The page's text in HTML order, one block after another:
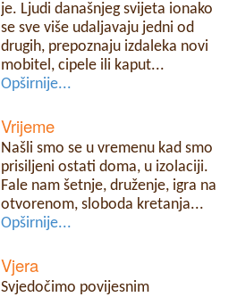
je. Ljudi današnjeg svijeta ionako
se sve više udaljavaju jedni od
drugih, prepoznaju izdaleka novi
mobitel, cipele ili kaput...
Opširnije...
Vrijeme
Našli smo se u vremenu kad smo
prisiljeni ostati doma, u izolaciji.
Fale nam šetnje, druženje, igra na
otvorenom, sloboda kretanja...
Opširnije...
Vjera
Svjedočimo povijesnim